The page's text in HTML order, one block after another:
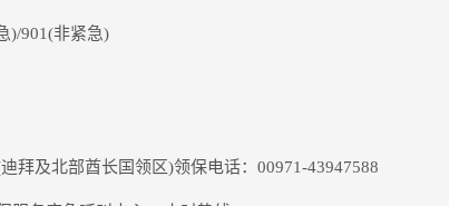
901(非紧急)
及北部酋长国领区)领保电话：00971-43947588